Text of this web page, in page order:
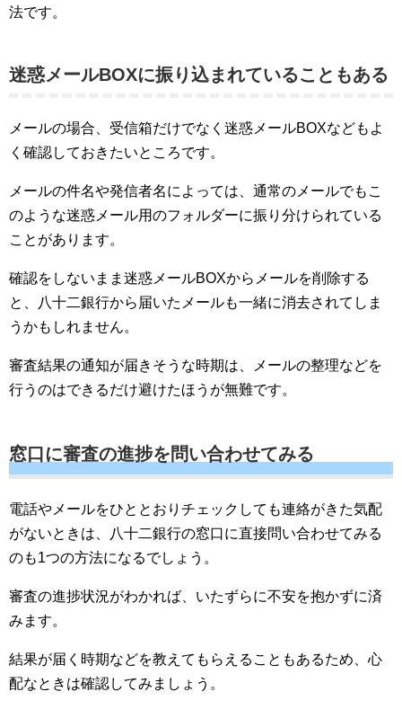
法です。
迷惑メールBOXに振り込まれていることもある
メールの場合、受信箱だけでなく迷惑メールBOXなどもよ
く確認しておきたいところです。
メールの件名や発信者名によっては、通常のメールでもこ
のような迷惑メール用のフォルダーに振り分けられている
ことがあります。
確認をしないまま迷惑メールBOXからメールを削除する
と、八十二銀行から届いたメールも一緒に消去されてしま
うかもしれません。
審査結果の通知が届きそうな時期は、メールの整理などを
行うのはできるだけ避けたほうが無難です。
窓口に審査の進捗を問い合わせてみる
電話やメールをひととおりチェックしても連絡がきた気配
がないときは、八十二銀行の窓口に直接問い合わせてみる
のも1つの方法になるでしょう。
審査の進捗状況がわかれば、いたずらに不安を抱かずに済
みます。
結果が届く時期などを教えてもらえることもあるため、心
配なときは確認してみましょう。